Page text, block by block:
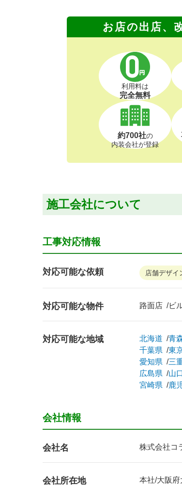
お店の出店、
利用料は
完全無料
約700社の
内装会社が登録
施工会社について
工事対応情報
対応可能な依頼 店舗デザイ
対応可能な物件 路面店 ビ
対応可能な地域 北海道 青
千葉県
東
愛知県
三
広島県
山
宮崎県
鹿
会社情報
会社名 株式会社コ
会社所在地
本社/大阪